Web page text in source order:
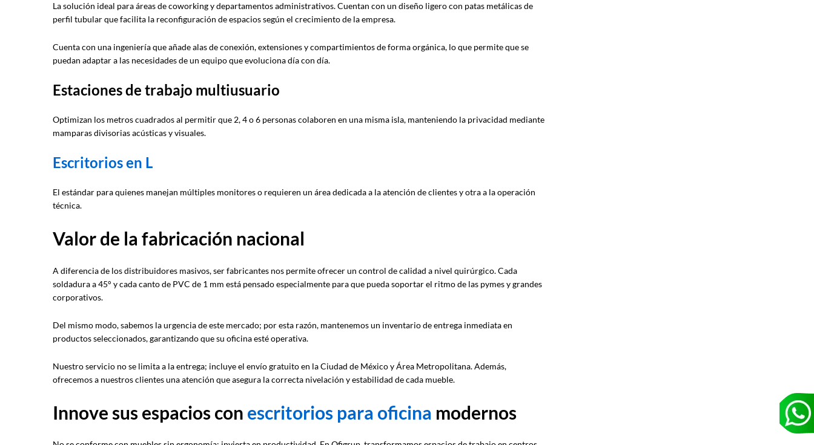
La solución ideal para áreas de coworking y departamentos administrativos. Cuentan con un diseño ligero con patas metálicas de
perfil tubular que facilita la reconfiguración de espacios según el crecimiento de la empresa.
Cuenta con una ingeniería que añade alas de conexión, extensiones y compartimientos de forma orgánica, lo que permite que se
puedan adaptar a las necesidades de un equipo que evoluciona día con día.
Estaciones de trabajo multiusuario
Optimizan los metros cuadrados al permitir que 2, 4 o 6 personas colaboren en una misma isla, manteniendo la privacidad mediante
mamparas divisorias acústicas y visuales.
Escritorios en L
El estándar para quienes manejan múltiples monitores o requieren un área dedicada a la atención de clientes y otra a la operación
técnica.
Valor de la fabricación nacional
A diferencia de los distribuidores masivos, ser fabricantes nos permite ofrecer un control de calidad a nivel quirúrgico. Cada
soldadura a 45° y cada canto de PVC de 1 mm está pensado especialmente para que pueda soportar el ritmo de las pymes y grandes
corporativos.
Del mismo modo, sabemos la urgencia de este mercado; por esta razón, mantenemos un inventario de entrega inmediata en
productos seleccionados, garantizando que su oficina esté operativa.
Nuestro servicio no se limita a la entrega; incluye el envío gratuito en la Ciudad de México y Área Metropolitana. Además,
ofrecemos a nuestros clientes una atención que asegura la correcta nivelación y estabilidad de cada mueble.
Innove sus espacios con escritorios para oficina modernos